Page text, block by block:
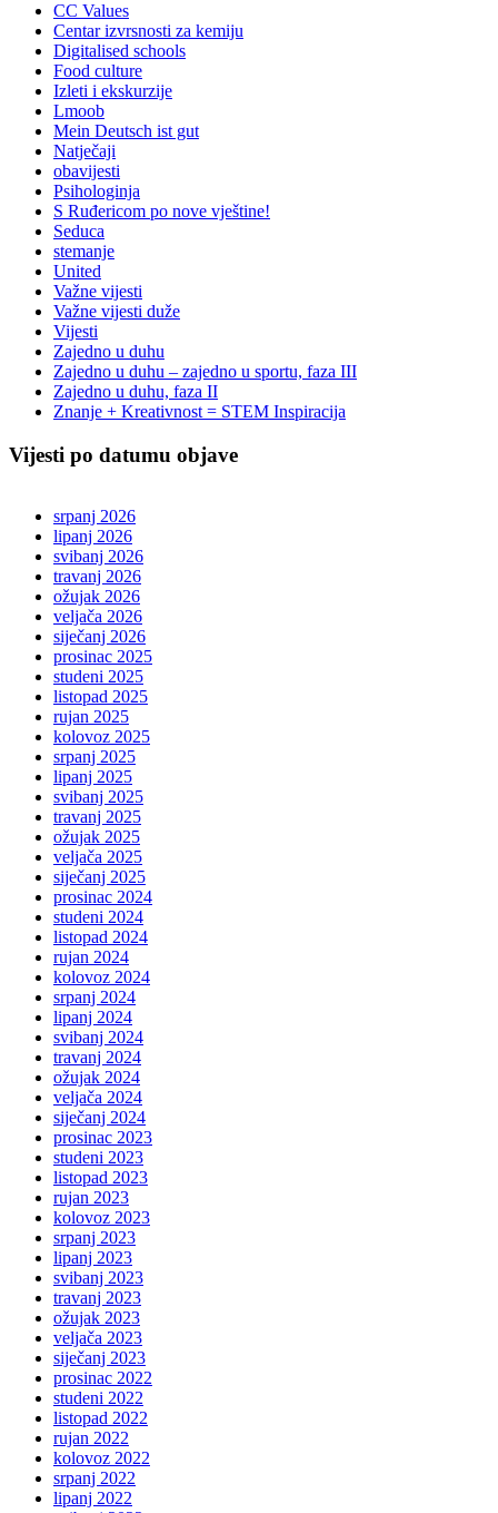
CC Values
Centar izvrsnosti za kemiju
Digitalised schools
Food culture
Izleti i ekskurzije
Lmoob
Mein Deutsch ist gut
Natječaji
obavijesti
Psihologinja
S Ruđericom po nove vještine!
Seduca
stemanje
United
Važne vijesti
Važne vijesti duže
Vijesti
Zajedno u duhu
Zajedno u duhu – zajedno u sportu, faza III
Zajedno u duhu, faza II
Znanje + Kreativnost = STEM Inspiracija
Vijesti po datumu objave
srpanj 2026
lipanj 2026
svibanj 2026
travanj 2026
ožujak 2026
veljača 2026
siječanj 2026
prosinac 2025
studeni 2025
listopad 2025
rujan 2025
kolovoz 2025
srpanj 2025
lipanj 2025
svibanj 2025
travanj 2025
ožujak 2025
veljača 2025
siječanj 2025
prosinac 2024
studeni 2024
listopad 2024
rujan 2024
kolovoz 2024
srpanj 2024
lipanj 2024
svibanj 2024
travanj 2024
ožujak 2024
veljača 2024
siječanj 2024
prosinac 2023
studeni 2023
listopad 2023
rujan 2023
kolovoz 2023
srpanj 2023
lipanj 2023
svibanj 2023
travanj 2023
ožujak 2023
veljača 2023
siječanj 2023
prosinac 2022
studeni 2022
listopad 2022
rujan 2022
kolovoz 2022
srpanj 2022
lipanj 2022